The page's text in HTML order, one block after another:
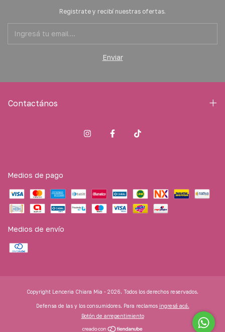
Registrate y recibí nuestras ofertas.
Contactános
Medios de pago
Medios de envío
Copyright Lenceria Chiara Mia - 2026. Todos los derechos reservados.
Defensa de las y los consumidores. Para reclamos ingresá acá.
Botón de arrepentimiento